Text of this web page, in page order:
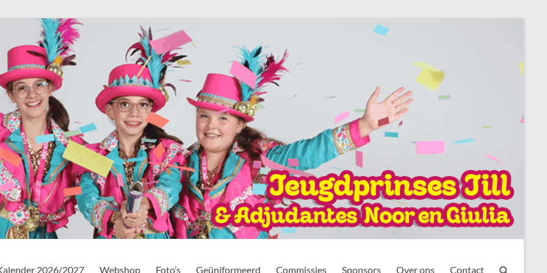
2026/2027 Webshop Foto’s Geüniformeerd Commissies Sponsors Over ons Contact